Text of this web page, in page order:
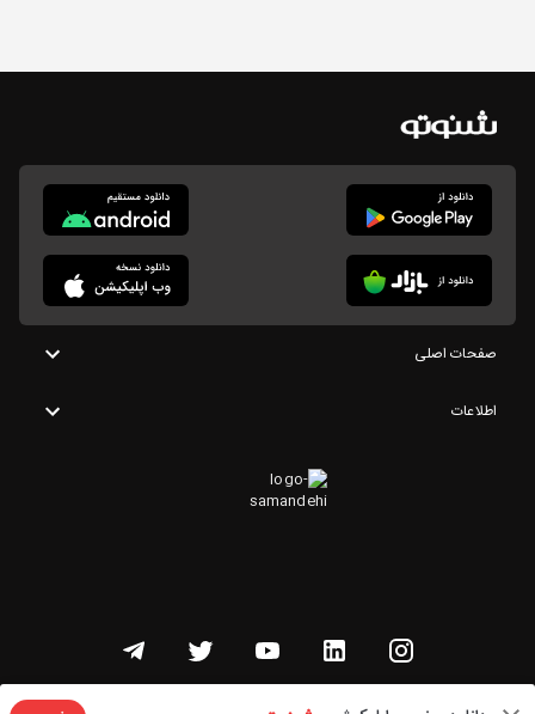
صفحات اصلی
اطلاعات
تمامی حقوق این وبسایت متعلق به شنوتو است